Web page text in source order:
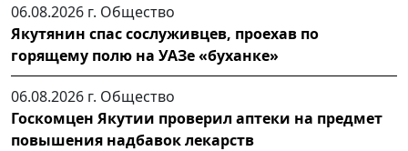
06.08.2026 г. Общество
Якутянин спас сослуживцев, проехав по
горящему полю на УАЗе «буханке»
06.08.2026 г. Общество
Госкомцен Якутии проверил аптеки на предмет
повышения надбавок лекарств